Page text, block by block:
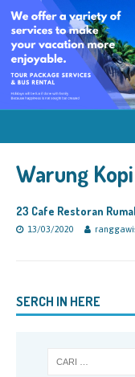
Warung
23 Cafe Restoran
13/03/2020
SERCH IN HERE